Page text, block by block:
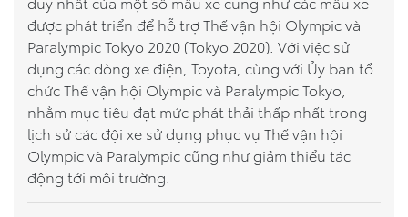
Tin tức & Khuyến mãi
VR Showroom
So sánh xe
Dự toán chi phí
Đăng kí lái thử
được phát triển để hỗ trợ Thế vận hội Olympic và
Paralympic Tokyo 2020 (Tokyo 2020). Với việc sử
dụng các dòng xe điện, Toyota, cùng với Ủy ban tổ
chức Thế vận hội Olympic và Paralympic Tokyo,
nhằm mục tiêu đạt mức phát thải thấp nhất trong
lịch sử các đội xe sử dụng phục vụ Thế vận hội
Olympic và Paralympic cũng như giảm thiểu tác
động tới môi trường.